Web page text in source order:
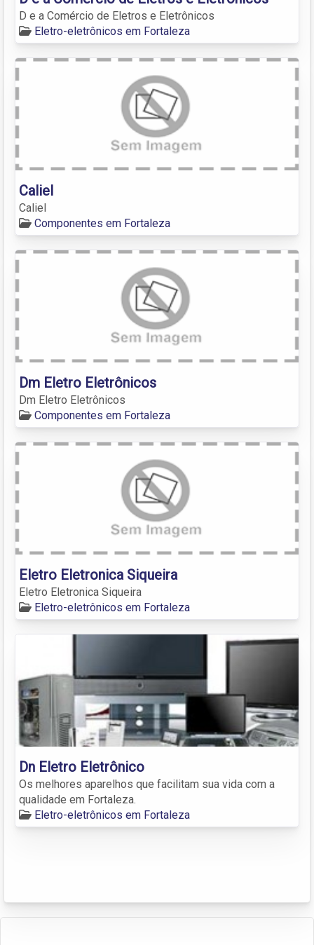
D e a Comércio de Eletros e Eletrônicos
Eletro-eletrônicos em Fortaleza
Caliel
Caliel
Componentes em Fortaleza
Dm Eletro Eletrônicos
Dm Eletro Eletrônicos
Componentes em Fortaleza
Eletro Eletronica Siqueira
Eletro Eletronica Siqueira
Eletro-eletrônicos em Fortaleza
Dn Eletro Eletrônico
Os melhores aparelhos que facilitam sua vida com a
qualidade em Fortaleza.
Eletro-eletrônicos em Fortaleza